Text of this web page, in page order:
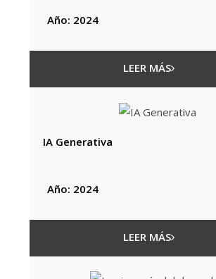
Año: 2024
LEER MÁS
IA Generativa
Año: 2024
LEER MÁS